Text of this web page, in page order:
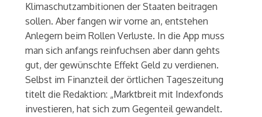
Klimaschutzambitionen der Staaten beitragen
sollen. Aber fangen wir vorne an, entstehen
Anlegern beim Rollen Verluste. In die App muss
man sich anfangs reinfuchsen aber dann gehts
gut, der gewünschte Effekt Geld zu verdienen.
Selbst im Finanzteil der örtlichen Tageszeitung
titelt die Redaktion: „Marktbreit mit Indexfonds
investieren, hat sich zum Gegenteil gewandelt.